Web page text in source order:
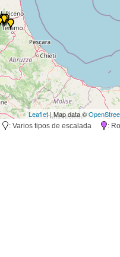
Leaflet| Map data ©
: Varios tipos de escalada :